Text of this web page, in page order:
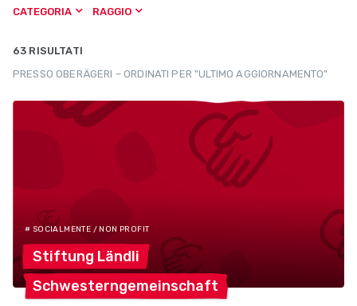
CATEGORIA RAGGIO
63 RISULTATI
PRESSO OBERÄGERI – ORDINATI PER "ULTIMO AGGIORNAMENTO"
# SOCIALMENTE / NON PROFIT
Stiftung Ländli
Schwesterngemeinschaft